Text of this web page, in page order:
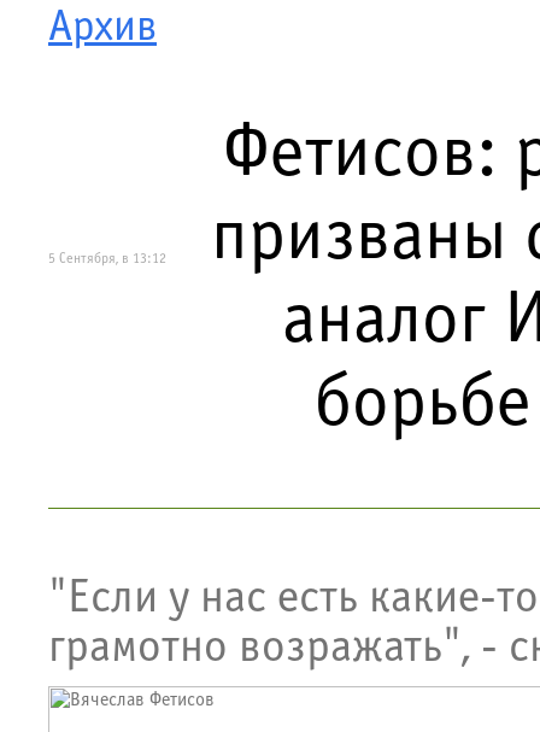
Архив
5 Сентября, в 13:12
Фетисов:
призваны
аналог
"Если у нас есть какие-
грамотно возражать", -